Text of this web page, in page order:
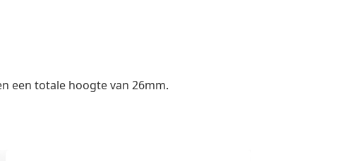
een totale hoogte van 26mm.